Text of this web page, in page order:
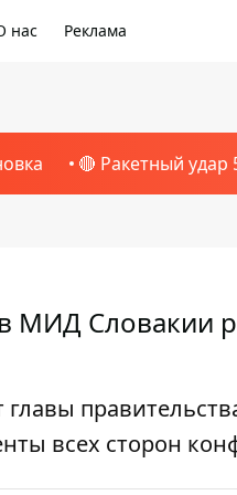
нас Реклама
🔴 Ракетный удар
МИД Словакии
всех сторон